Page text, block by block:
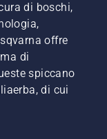
di boschi,
offre
di
spiccano
di cui